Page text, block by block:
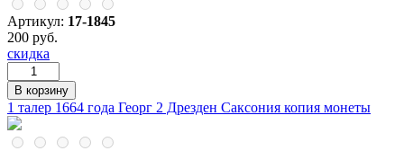
Артикул: 17-1845
200 руб.
скидка
1 талер 1664 года Георг 2 Дрезден Саксония копия монеты